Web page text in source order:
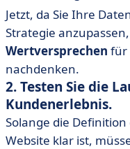
Jetzt, da Sie Ihre
Strategie
Wertversprechen für
nachdenken.
2. Testen Sie die
Kundenerlebnis.
Solange die
Website klar ist,